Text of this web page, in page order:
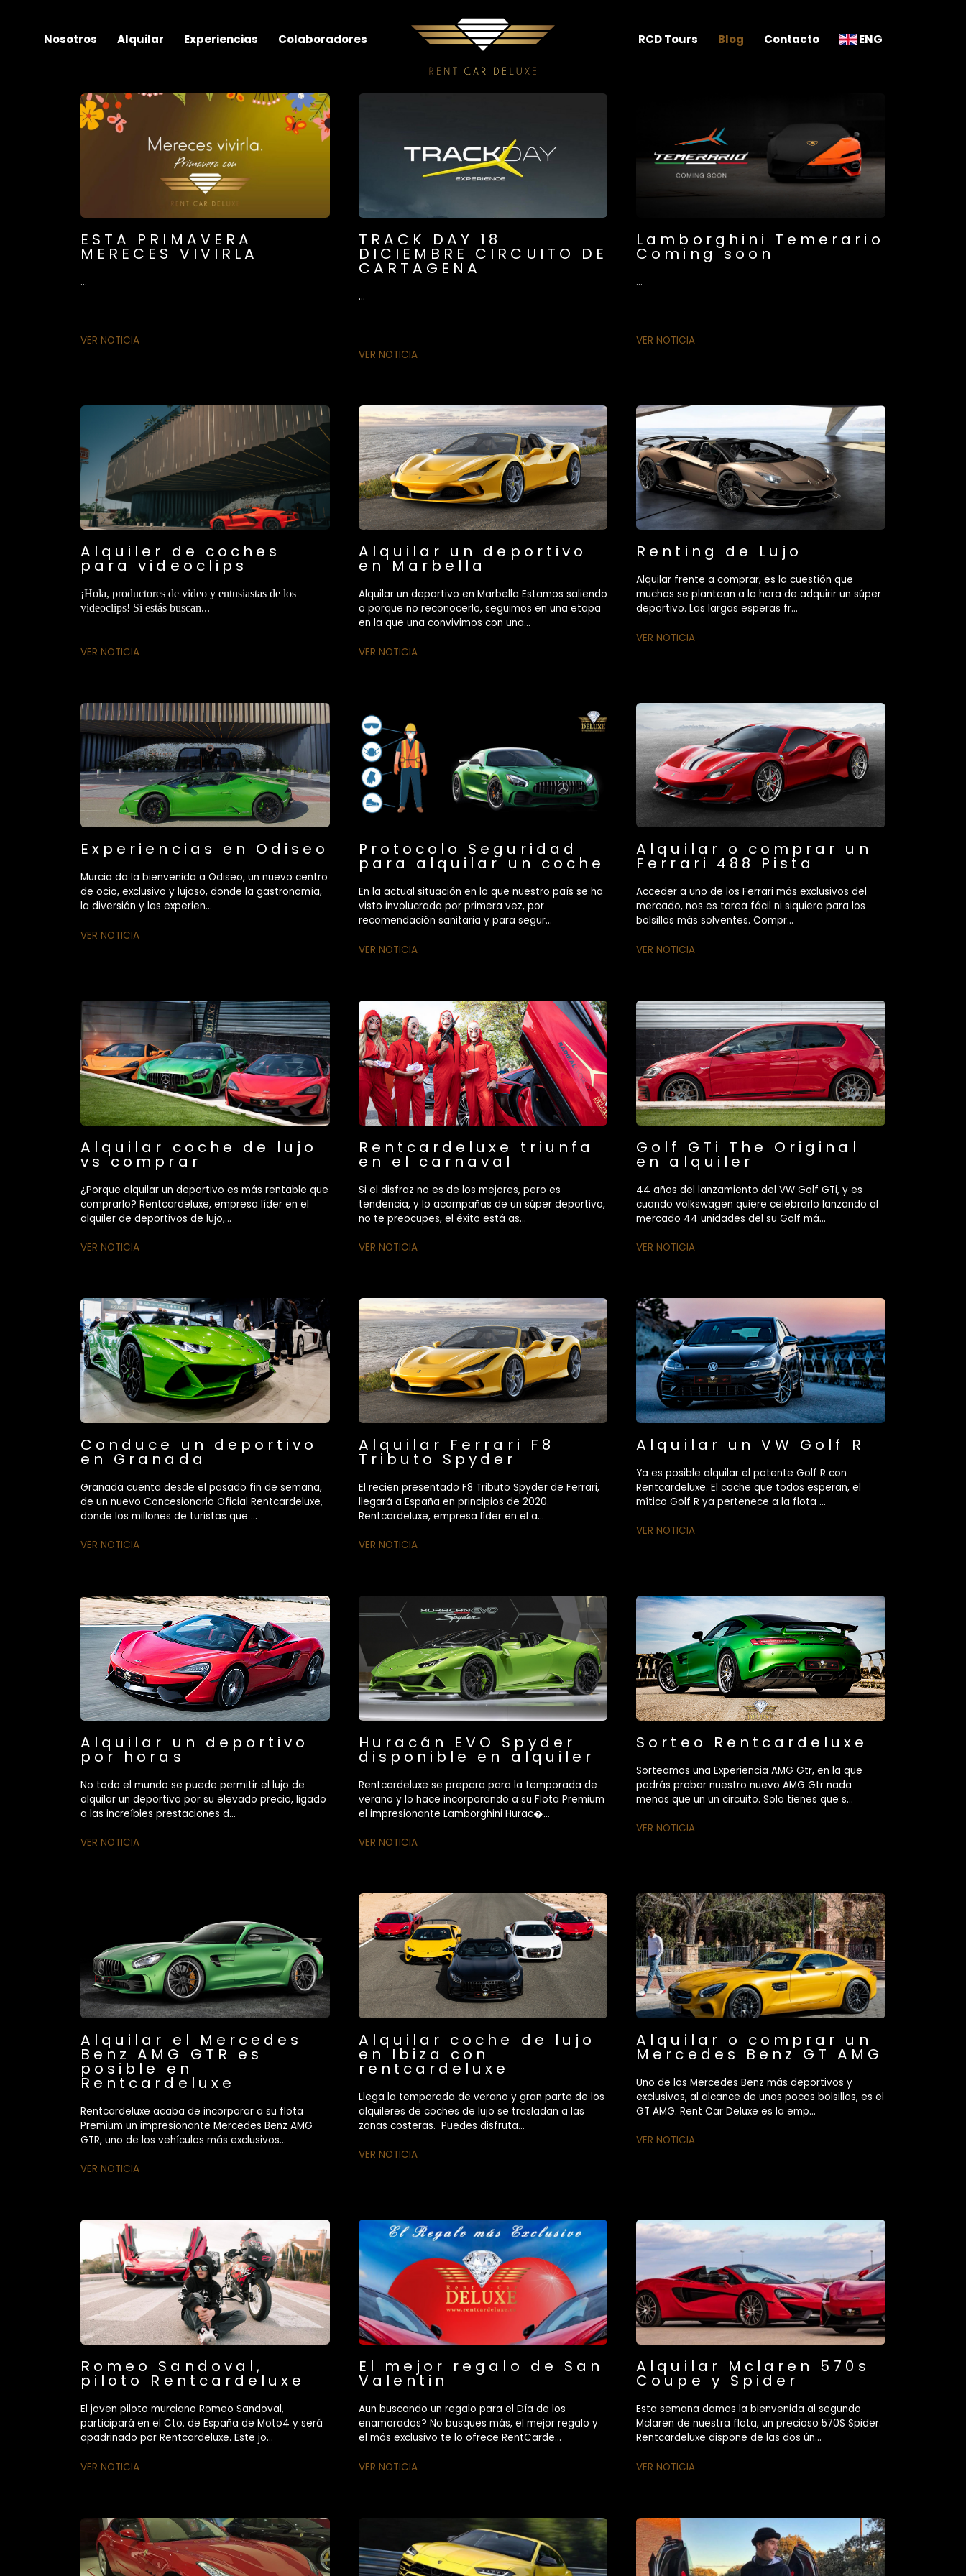
Nosotros Alquilar Experiencias Colaboradores RCD Tours Blog Contacto ENG
ESTA PRIMAVERA
MERECES VIVIRLA
...
VER NOTICIA
TRACK DAY 18
DICIEMBRE CIRCUITO DE
CARTAGENA
...
VER NOTICIA
Lamborghini Temerario
Coming soon
...
VER NOTICIA
Alquiler de coches
para videoclips
¡Hola, productores de video y entusiastas de los
videoclips! Si estás buscan...
VER NOTICIA
Alquilar un deportivo
en Marbella
Alquilar un deportivo en Marbella Estamos saliendo
o porque no reconocerlo, seguimos en una etapa
en la que una convivimos con una...
VER NOTICIA
Renting de Lujo
Alquilar frente a comprar, es la cuestión que
muchos se plantean a la hora de adquirir un súper
deportivo. Las largas esperas fr...
VER NOTICIA
Experiencias en Odiseo
Murcia da la bienvenida a Odiseo, un nuevo centro
de ocio, exclusivo y lujoso, donde la gastronomía,
la diversión y las experien...
VER NOTICIA
Protocolo Seguridad
para alquilar un coche
En la actual situación en la que nuestro país se ha
visto involucrada por primera vez, por
recomendación sanitaria y para segur...
VER NOTICIA
Alquilar o comprar un
Ferrari 488 Pista
Acceder a uno de los Ferrari más exclusivos del
mercado, nos es tarea fácil ni siquiera para los
bolsillos más solventes. Compr...
VER NOTICIA
Alquilar coche de lujo
vs comprar
¿Porque alquilar un deportivo es más rentable que
comprarlo? Rentcardeluxe, empresa líder en el
alquiler de deportivos de lujo,...
VER NOTICIA
Rentcardeluxe triunfa
en el carnaval
Si el disfraz no es de los mejores, pero es
tendencia, y lo acompañas de un súper deportivo,
no te preocupes, el éxito está as...
VER NOTICIA
Golf GTi The Original
en alquiler
44 años del lanzamiento del VW Golf GTi, y es
cuando volkswagen quiere celebrarlo lanzando al
mercado 44 unidades del su Golf má...
VER NOTICIA
Conduce un deportivo
en Granada
Granada cuenta desde el pasado fin de semana,
de un nuevo Concesionario Oficial Rentcardeluxe,
donde los millones de turistas que ...
VER NOTICIA
Alquilar Ferrari F8
Tributo Spyder
El recien presentado F8 Tributo Spyder de Ferrari,
llegará a España en principios de 2020.
Rentcardeluxe, empresa líder en el a...
VER NOTICIA
Alquilar un VW Golf R
Ya es posible alquilar el potente Golf R con
Rentcardeluxe. El coche que todos esperan, el
mítico Golf R ya pertenece a la flota ...
VER NOTICIA
Alquilar un deportivo
por horas
No todo el mundo se puede permitir el lujo de
alquilar un deportivo por su elevado precio, ligado
a las increíbles prestaciones d...
VER NOTICIA
Huracán EVO Spyder
disponible en alquiler
Rentcardeluxe se prepara para la temporada de
verano y lo hace incorporando a su Flota Premium
el impresionante Lamborghini Hurac�...
VER NOTICIA
Sorteo Rentcardeluxe
Sorteamos una Experiencia AMG Gtr, en la que
podrás probar nuestro nuevo AMG Gtr nada
menos que un un circuito. Solo tienes que s...
VER NOTICIA
Alquilar el Mercedes
Benz AMG GTR es
posible en
Rentcardeluxe
Rentcardeluxe acaba de incorporar a su flota
Premium un impresionante Mercedes Benz AMG
GTR, uno de los vehículos más exclusivos...
VER NOTICIA
Alquilar coche de lujo
en Ibiza con
rentcardeluxe
Llega la temporada de verano y gran parte de los
alquileres de coches de lujo se trasladan a las
zonas costeras. Puedes disfruta...
VER NOTICIA
Alquilar o comprar un
Mercedes Benz GT AMG
Uno de los Mercedes Benz más deportivos y
exclusivos, al alcance de unos pocos bolsillos, es el
GT AMG. Rent Car Deluxe es la emp...
VER NOTICIA
Romeo Sandoval,
piloto Rentcardeluxe
El joven piloto murciano Romeo Sandoval,
participará en el Cto. de España de Moto4 y será
apadrinado por Rentcardeluxe. Este jo...
VER NOTICIA
El mejor regalo de San
Valentin
Aun buscando un regalo para el Día de los
enamorados? No busques más, el mejor regalo y
el más exclusivo te lo ofrece RentCarde...
VER NOTICIA
Alquilar Mclaren 570s
Coupe y Spider
Esta semana damos la bienvenida al segundo
Mclaren de nuestra flota, un precioso 570S Spider.
Rentcardeluxe dispone de las dos ún...
VER NOTICIA